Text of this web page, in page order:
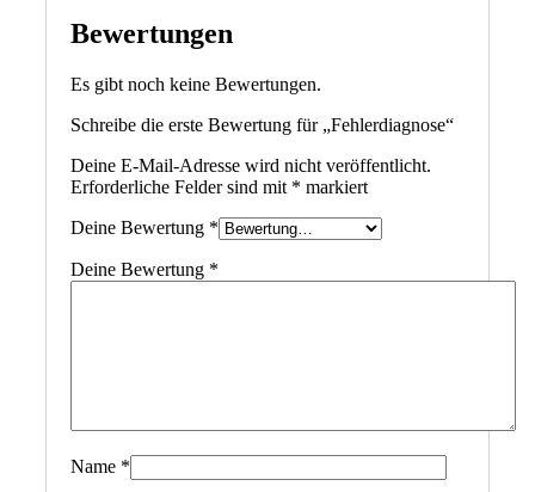
Bewertungen
Es gibt noch keine Bewertungen.
Schreibe die erste Bewertung für „Fehlerdiagnose“
Deine E-Mail-Adresse wird nicht veröffentlicht.
Erforderliche Felder sind mit * markiert
Deine Bewertung *
Deine Bewertung *
Name *